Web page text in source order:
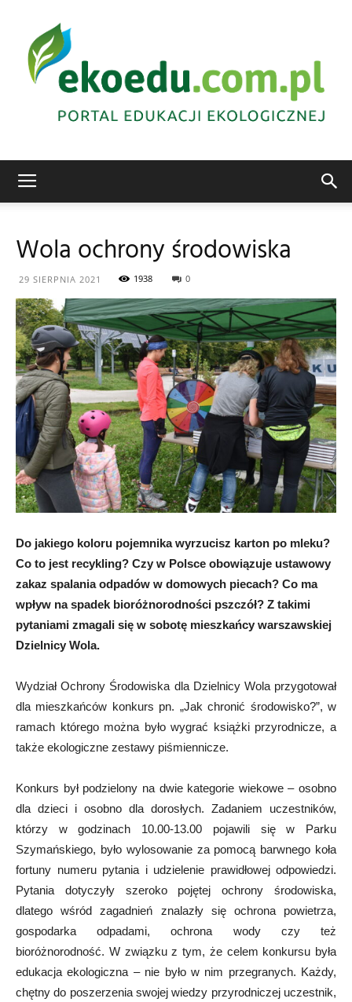
Abrys
Wola ochrony środowiska
29 SIERPNIA 2021 1938 0
Do jakiego koloru pojemnika wyrzucisz karton po mleku?
Co to jest recykling? Czy w Polsce obowiązuje ustawowy
zakaz spalania odpadów w domowych piecach? Co ma
wpływ na spadek bioróżnorodności pszczół? Z takimi
pytaniami zmagali się w sobotę mieszkańcy warszawskiej
Dzielnicy Wola.
Wydział Ochrony Środowiska dla Dzielnicy Wola przygotował
dla mieszkańców konkurs pn. „Jak chronić środowisko?”, w
ramach którego można było wygrać książki przyrodnicze, a
także ekologiczne zestawy piśmiennicze.
Konkurs był podzielony na dwie kategorie wiekowe – osobno
dla dzieci i osobno dla dorosłych. Zadaniem uczestników,
którzy w godzinach 10.00-13.00 pojawili się w Parku
Szymańskiego, było wylosowanie za pomocą barwnego koła
fortuny numeru pytania i udzielenie prawidłowej odpowiedzi.
Pytania dotyczyły szeroko pojętej ochrony środowiska,
dlatego wśród zagadnień znalazły się ochrona powietrza,
gospodarka odpadami, ochrona wody czy też
bioróżnorodność. W związku z tym, że celem konkursu była
edukacja ekologiczna – nie było w nim przegranych. Każdy,
chętny do poszerzenia swojej wiedzy przyrodniczej uczestnik,